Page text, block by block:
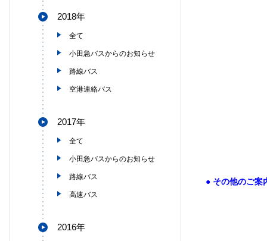
● その他のご案
2018年
全て
小田急バスからのお知らせ
路線バス
空港連絡バス
2017年
全て
小田急バスからのお知らせ
路線バス
高速バス
2016年